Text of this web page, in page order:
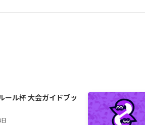
ール杯 大会ガイドブッ